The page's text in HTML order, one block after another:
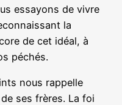
essayons de vivre
la
de cet idéal, à
péchés.
nous rappelle
de ses frères. La foi